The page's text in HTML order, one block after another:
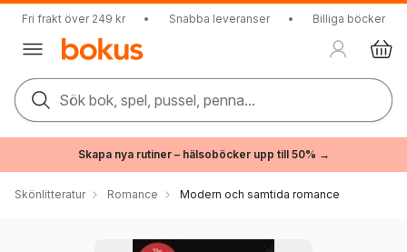
Fri frakt över 249 kr • Snabba leveranser • Billiga böcker
Sök bok, spel, pussel, penna...
Skapa nya rutiner – hälsoböcker upp till 50% →
Skönlitteratur Romance Modern och samtida romance